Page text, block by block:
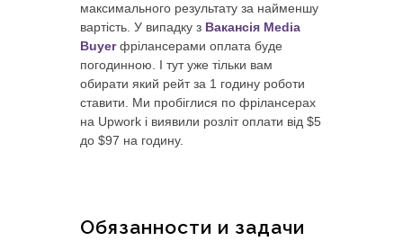
максимального результату за найменшу
вартість. У випадку з Вакансія Media
Buyerфрілансерами оплата буде
погодинною. І тут уже тільки вам
обирати який рейт за 1 годину роботи
ставити. Ми пробіглися по фрілансерах
на Upwork і виявили розліт оплати від $5
до $97 на годину.
Обязанности и задачи